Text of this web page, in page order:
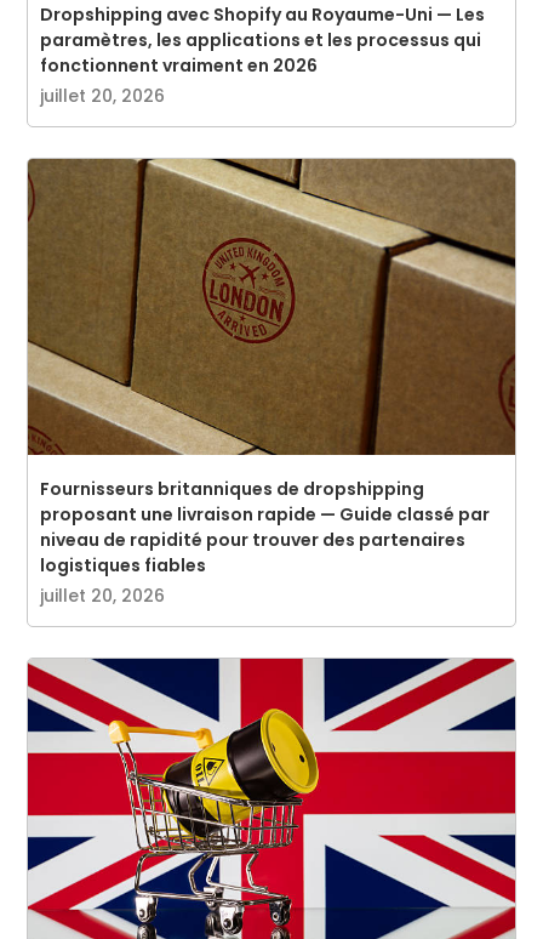
Dropshipping avec Shopify au Royaume-Uni — Les
paramètres, les applications et les processus qui
fonctionnent vraiment en 2026
juillet 20, 2026
Fournisseurs britanniques de dropshipping
proposant une livraison rapide — Guide classé par
niveau de rapidité pour trouver des partenaires
logistiques fiables
juillet 20, 2026